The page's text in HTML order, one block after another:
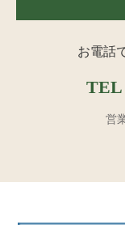
お電話
TEL
営